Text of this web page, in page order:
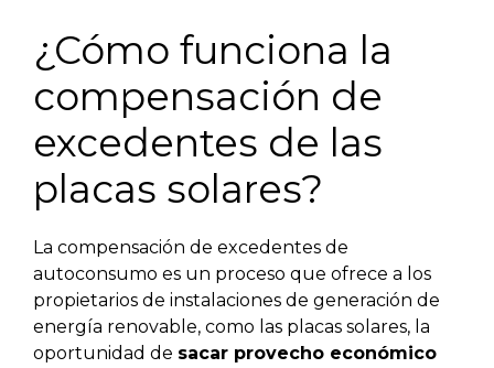
¿Cómo funciona la
compensación de
excedentes de las
placas solares?
La compensación de excedentes de
autoconsumo es un proceso que ofrece a los
propietarios de instalaciones de generación de
energía renovable, como las placas solares, la
oportunidad de sacar provecho económico